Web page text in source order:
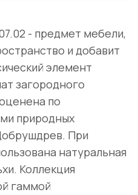
- предмет мебели,
и добавит
элемент
загородного
по
природных
При
натуральная
Коллекция
гаммой